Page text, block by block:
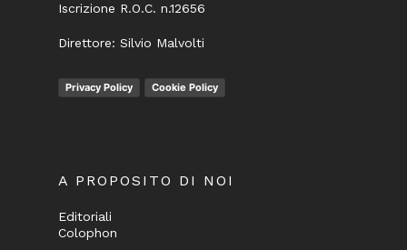
Iscrizione R.O.C. n.12656
Direttore: Silvio Malvolti
Privacy Policy Cookie Policy
A PROPOSITO DI NOI
Editoriali
Colophon